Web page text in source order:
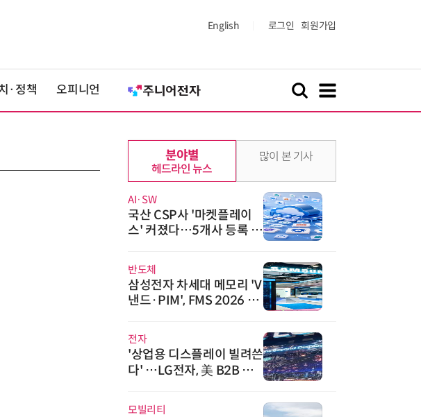
English 로그인 회원가입
·정책 오피니언
분야별
헤드라인 뉴스
AI·SW
국산 CSP사 '마켓플레이
스' 커졌다…5개사 등록 솔
반도체
삼성전자 차세대 메모리 'V
낸드·PIM', FMS 2026 어
전자
'상업용 디스플레이 빌려쓴
다' …LG전자, 美 B2B 구
모빌리티
많이 본 기사